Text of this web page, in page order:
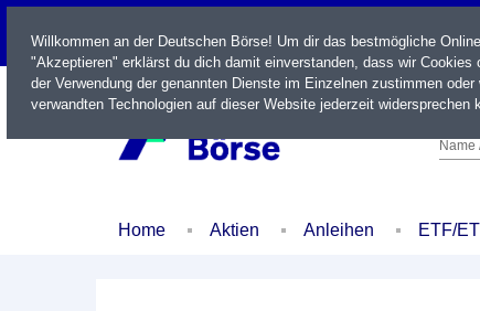
LIVE
Name
Home Aktien Anleihen ETF/
Willkommen an der Deutschen Börse! Um dir das bestmögliche
"Akzeptieren" erklärst du dich damit einverstanden, dass wir
der Verwendung der genannten Dienste im Einzelnen zustimmen
verwandten Technologien auf dieser Website jederzeit widersprechen